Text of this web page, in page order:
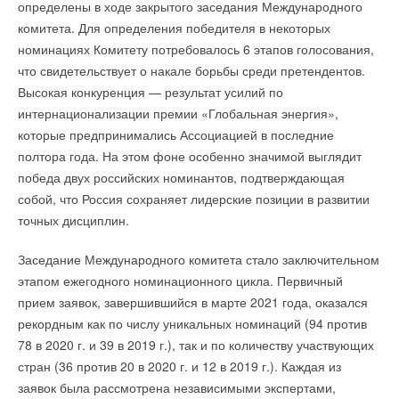
определены в ходе закрытого заседания Международного
комитета. Для определения победителя в некоторых
номинациях Комитету потребовалось 6 этапов голосования,
что свидетельствует о накале борьбы среди претендентов.
Высокая конкуренция — результат усилий по
интернационализации премии «Глобальная энергия»,
которые предпринимались Ассоциацией в последние
полтора года. На этом фоне особенно значимой выглядит
победа двух российских номинантов, подтверждающая
собой, что Россия сохраняет лидерские позиции в развитии
точных дисциплин.
Заседание Международного комитета стало заключительном
этапом ежегодного номинационного цикла. Первичный
прием заявок, завершившийся в марте 2021 года, оказался
рекордным как по числу уникальных номинаций (94 против
78 в 2020 г. и 39 в 2019 г.), так и по количеству участвующих
стран (36 против 20 в 2020 г. и 12 в 2019 г.). Каждая из
заявок была рассмотрена независимыми экспертами,
Читайте по теме:
НОВОСТИ СОК 22 АВГУСТА 2023
→ Новые душевые ограждения Tour от SANTREK AQUA
→
Вышел новый каталог смесителей SANTREK AQUA -
2023
НОВОСТИ СОК 26 ИЮЛЯ 2023
→ Новые мраморные умывальники SANTREK AQUA
НОВОСТИ СОК 28 ИЮНЯ 2023
→ Новые скважинные оголовки от Джилекс в Сантрек
НОВОСТИ СОК 17 МАЯ 2023
→ Сантрек представил новые стильные душевые DIABLO
→ В продаже появились стильные мойки SANTREK AQUA
НОВОСТИ СОК 14 МАРТА 2023
Началась продажа душевых ограждений SANTREK
AQUA
дополнительных услуг.
В частности, обходить конкурентов честным путем позволяют
такие инструменты «старшей» компании:
решение задач заказчиков;
работа над качеством товаров и услуг, удержание планки
на высоком уровне;
квалифицированные кадры;
надежные поставщики;
бесперебойное сервисное обслуживание.
и привлекать новых. Люди, зная, что компания не подводит
и постоянно предлагает еще более совершенные продукты,
не станут искать новых поставщиков, а будут работать
с проверенным «другом» и посоветуют его своим
партнерам.
Сокращать путь клиента к компании
Добавить комментарий
Ваше имя *
Ваш E-mail *
Текст комментария